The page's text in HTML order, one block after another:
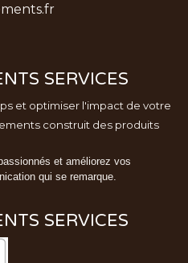
SERVICES
et optimiser l'impact de votre
construit des produits
et améliorez vos
qui se remarque.
SERVICES